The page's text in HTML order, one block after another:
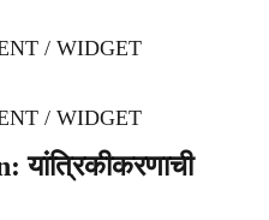
/ WIDGET
/ WIDGET